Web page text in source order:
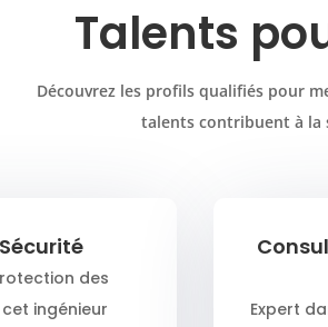
Talents
Découvrez les profils qualifiés pour
talents contribuent à la
des
ingénieur
Expert